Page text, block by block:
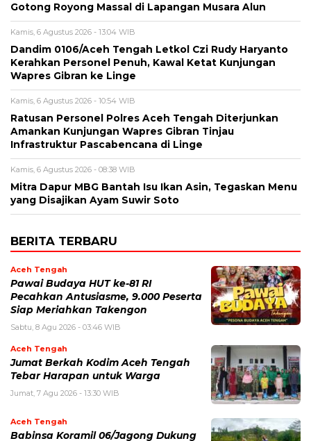
Gotong Royong Massal di Lapangan Musara Alun
Kamis, 6 Agustus 2026 - 13:04 WIB
Dandim 0106/Aceh Tengah Letkol Czi Rudy Haryanto
Kerahkan Personel Penuh, Kawal Ketat Kunjungan
Wapres Gibran ke Linge
Kamis, 6 Agustus 2026 - 10:54 WIB
Ratusan Personel Polres Aceh Tengah Diterjunkan
Amankan Kunjungan Wapres Gibran Tinjau
Infrastruktur Pascabencana di Linge
Kamis, 6 Agustus 2026 - 08:38 WIB
‎Mitra Dapur MBG Bantah Isu Ikan Asin, Tegaskan Menu
yang Disajikan Ayam Suwir Soto
BERITA TERBARU
Aceh Tengah
Pawai Budaya HUT ke-81 RI
Pecahkan Antusiasme, 9.000 Peserta
Siap Meriahkan Takengon
Sabtu, 8 Agu 2026 - 03:46 WIB
Aceh Tengah
Jumat Berkah Kodim Aceh Tengah
Tebar Harapan untuk Warga
Jumat, 7 Agu 2026 - 13:30 WIB
Aceh Tengah
‎Babinsa Koramil 06/Jagong Dukung